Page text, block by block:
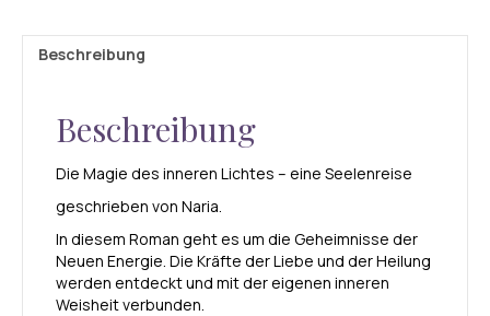
Lichtes
Menge
Beschreibung
Beschreibung
Die Magie des inneren Lichtes – eine Seelenreise
geschrieben von Naria.
In diesem Roman geht es um die Geheimnisse der
Neuen Energie. Die Kräfte der Liebe und der Heilung
werden entdeckt und mit der eigenen inneren
Weisheit verbunden.